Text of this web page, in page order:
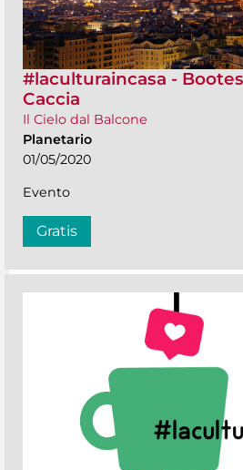
#laculturaincasa -
Caccia
Il Cielo dal Balcone
Planetario
01/05/2020
Evento
Gratis